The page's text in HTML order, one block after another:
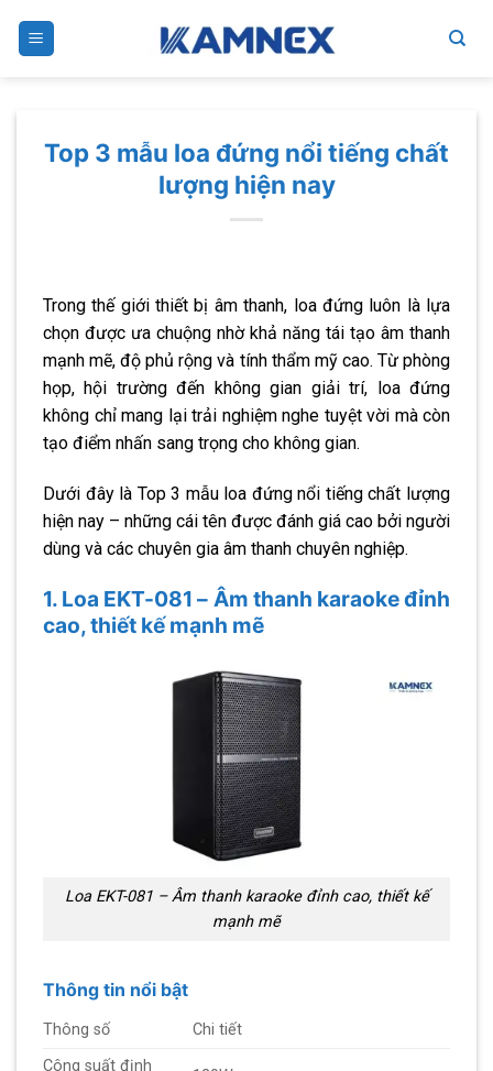
Top 3 mẫu loa đứng nổi tiếng chất
lượng hiện nay
Trong thế giới thiết bị âm thanh, loa đứng luôn là lựa
chọn được ưa chuộng nhờ khả năng tái tạo âm thanh
mạnh mẽ, độ phủ rộng và tính thẩm mỹ cao. Từ phòng
họp, hội trường đến không gian giải trí, loa đứng
không chỉ mang lại trải nghiệm nghe tuyệt vời mà còn
tạo điểm nhấn sang trọng cho không gian.
Dưới đây là Top 3 mẫu loa đứng nổi tiếng chất lượng
hiện nay – những cái tên được đánh giá cao bởi người
dùng và các chuyên gia âm thanh chuyên nghiệp.
1. Loa EKT-081 – Âm thanh karaoke đỉnh
cao, thiết kế mạnh mẽ
Loa EKT-081 – Âm thanh karaoke đỉnh cao, thiết kế
mạnh mẽ
Thông tin nổi bật
Thông số
Chi tiết
Công suất định